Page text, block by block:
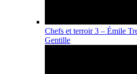
Chefs et terroir 3 – Émile
Gentille